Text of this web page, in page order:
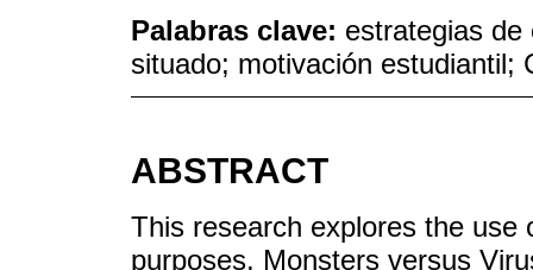
Palabras clave: estrategias de
situado; motivación estudiantil;
ABSTRACT
This research explores the use
purposes, Monsters versus